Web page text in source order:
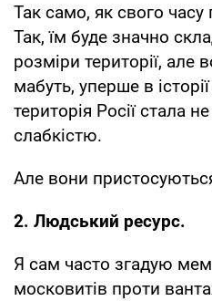
Так само, як свого
Так, їм буде значно
розміри території, але
мабуть, уперше в
територія Росії стала
слабкістю.
Але вони
2. Людський ресурс.
Я сам часто згадую
московитів проти